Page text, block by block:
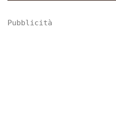
Pubblicità